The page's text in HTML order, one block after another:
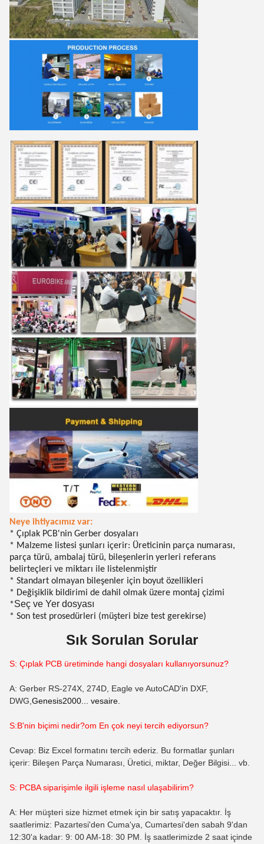
Neye ihtiyacımız var:
* Çıplak PCB'nin Gerber dosyaları
* Malzeme listesi şunları içerir: Üreticinin parça numarası,
parça türü, ambalaj türü, bileşenlerin yerleri referans
belirteçleri ve miktarı ile listelenmiştir
* Standart olmayan bileşenler için boyut özellikleri
* Değişiklik bildirimi de dahil olmak üzere montaj çizimi
*Seç ve Yer dosyası
* Son test prosedürleri (müşteri bize test gerekirse)
Sık Sorulan Sorular
S: Çıplak PCB üretiminde hangi dosyaları kullanıyorsunuz?
A: Gerber RS-274X, 274D, Eagle ve AutoCAD'in DXF,
DWG, Genesis2000... vesaire.
S:B'nin biçimi nedir?om En çok neyi tercih ediyorsun?
Cevap: Biz Excel formatını tercih ederiz. Bu formatlar şunları
içerir: Bileşen Parça Numarası, Üretici, miktar, Değer Bilgisi... vb.
S: PCBA siparişimle ilgili işleme nasıl ulaşabilirim?
A: Her müşteri size hizmet etmek için bir satış yapacaktır. İş
saatlerimiz: Pazartesi'den Cuma'ya, Cumartesi'den sabah 9'dan
12:30'a kadar: 9: 00 AM-18: 30 PM. İş saatlerimizde 2 saat içinde